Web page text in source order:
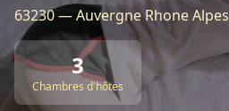
63230 — Auvergne Rhone Alpes
3
Chambres d'hôtes